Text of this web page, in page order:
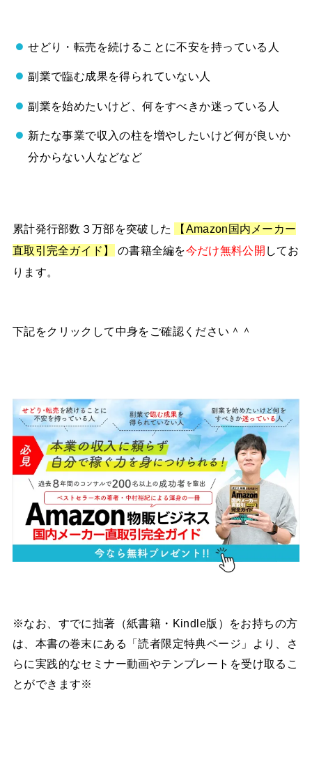
せどり・転売を続けることに不安を持っている人
副業で臨む成果を得られていない人
副業を始めたいけど、何をすべきか迷っている人
新たな事業で収入の柱を増やしたいけど何が良いか
分からない人などなど
累計発行部数３万部を突破した
【Amazon国内メーカー
直取引完全ガイド】
の書籍全編を今だけ無料公開 してお
ります。
下記をクリックして中身をご確認ください＾＾
※なお、すでに拙著（紙書籍・Kindle版）をお持ちの方
は、本書の巻末にある「読者限定特典ページ」より、さ
らに実践的なセミナー動画やテンプレートを受け取るこ
とができます※